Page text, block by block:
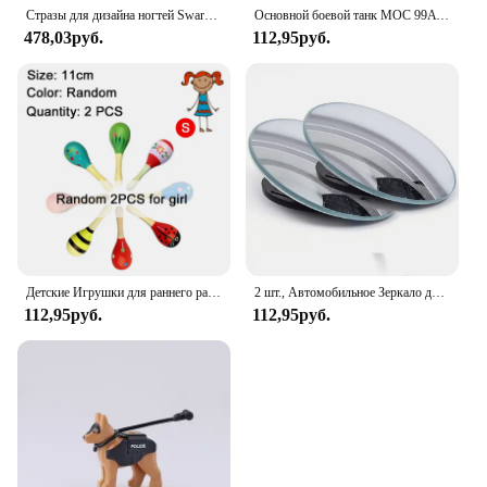
Стразы для дизайна ногтей Swarovsky, стразы с блестками, прозрачные стеклянные стразы с плоской задней поверхностью, хрустальный камень для дизайна ногтей, украшение драгоценными камнями
478,03руб.
Основной боевой танк MOC 99A M1A2, военный городской автомобиль, строительные блоки, классические модели, кирпичи, наборы, идеи
112,95руб.
Детские Игрушки для раннего развития, Деревянный Маленький песочный молоток, модель игрушки, слуховой тренировочный ручной захват, TMZ
112,95руб.
2 шт., Автомобильное Зеркало для слепых зон, 360 градусов
112,95руб.